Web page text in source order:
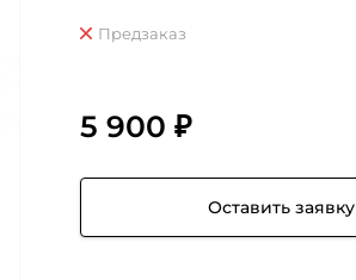
Предзаказ
5 900 ₽
Оставить заявку